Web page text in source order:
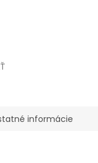
informácie